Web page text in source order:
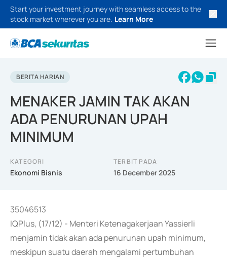
Start your investment journey with seamless access to the
stock market wherever you are. Learn More
BERITA HARIAN
MENAKER JAMIN TAK AKAN
ADA PENURUNAN UPAH
MINIMUM
KATEGORI
Ekonomi Bisnis
TERBIT PADA
16 December 2025
35046513
IQPlus, (17/12) - Menteri Ketenagakerjaan Yassierli
menjamin tidak akan ada penurunan upah minimum,
meskipun suatu daerah mengalami pertumbuhan